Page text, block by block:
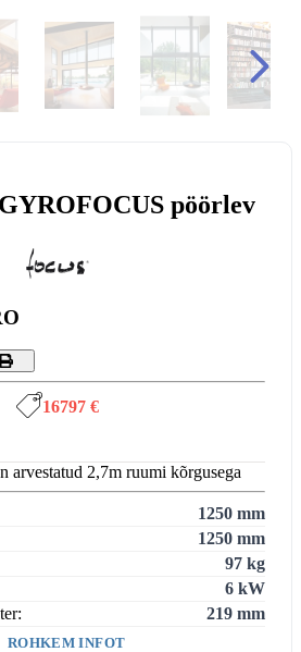
pöörlev
16797 €
arvestatud 2,7m ruumi kõrgusega
1250 mm
1250 mm
97 kg
6 kW
219 mm
ROHKEM INFOT